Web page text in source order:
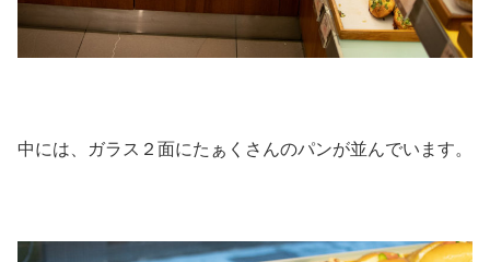
中には、ガラス２面にたぁくさんのパンが並んでいます。